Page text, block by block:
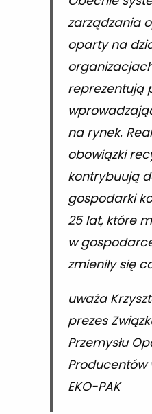
zarządzania
oparty na
reprezentują
na rynek.
obowiązki
kontrybuują
gospodarki
25 lat, które
w
zmieniły się
uważa
prezes
Przemysłu
Producentów
EKO-PAK